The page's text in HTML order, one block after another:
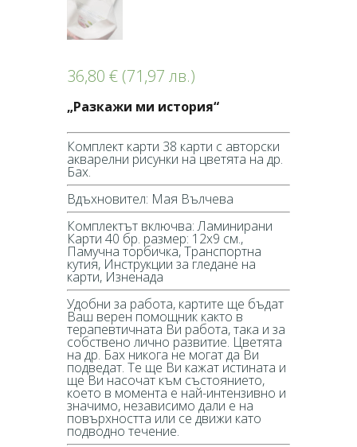
36,80 € (71,97 лв.)
„Разкажи ми история“
Комплект карти 38 карти с авторски
акварелни рисунки на цветята на др.
Бах.
Вдъхновител: Мая Вълчева
Комплектът включва: Ламинирани
Карти 40 бр. размер: 12х9 см.,
Памучна торбичка, Транспортна
кутия, Инструкции за гледане на
карти, Изненада
Удобни за работа, картите ще бъдат
Ваш верен помощник както в
терапевтичната Ви работа, така и за
собствено лично развитие. Цветята
на др. Бах никога не могат да Ви
подведат. Те ще Ви кажат истината и
ще Ви насочат към състоянието,
което в момента е най-интензивно и
значимо, независимо дали е на
повърхността или се движи като
подводно течение.